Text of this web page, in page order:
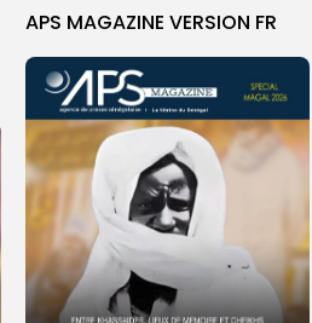
APS MAGAZINE VERSION FR